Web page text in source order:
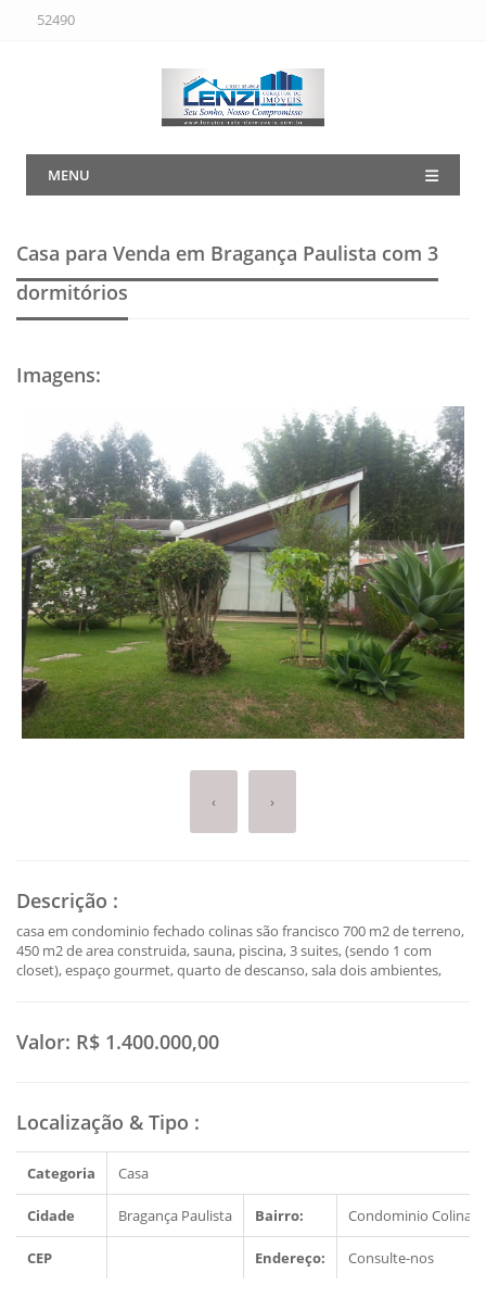
52490
MENU
Casa para Venda em Bragança Paulista com 3
dormitórios
Imagens:
‹ ›
Descrição :
casa em condominio fechado colinas são francisco 700 m2 de terreno,
450 m2 de area construida, sauna, piscina, 3 suites, (sendo 1 com
closet), espaço gourmet, quarto de descanso, sala dois ambientes,
Valor: R$ 1.400.000,00
Localização & Tipo :
Categoria Casa
Cidade Bragança Paulista Bairro: Condominio Colinas
CEP Endereço: Consulte-nos